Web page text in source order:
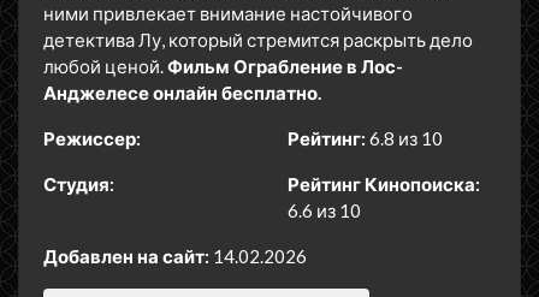
ними привлекает внимание настойчивого
детектива Лу, который стремится раскрыть дело
любой ценой.Фильм Ограбление в Лос-
Анджелесе онлайн бесплатно.
Режиссер:
Студия:
Рейтинг: 6.8 из 10
Рейтинг Кинопоиска:
6.6 из 10
Добавлен на сайт: 14.02.2026